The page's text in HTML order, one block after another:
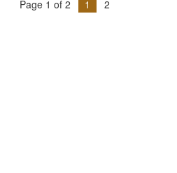
Page 1 of 2 1 2